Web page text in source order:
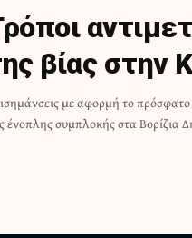
βίας στην
με αφορμή το πρόσφατο
ένοπλης συμπλοκής στα Βορίζια